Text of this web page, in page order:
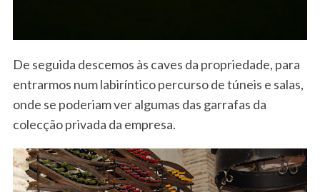
De seguida descemos às caves da propriedade, para
entrarmos num labiríntico percurso de túneis e salas,
onde se poderiam ver algumas das garrafas da
colecção privada da empresa.